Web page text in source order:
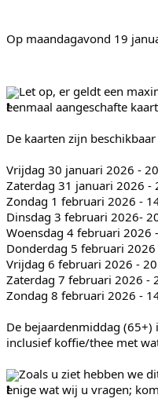
Op maandagavond 19
Let op, er geldt een
eenmaal aangeschafte
De kaarten zijn
Vrijdag 30 januari 2026 -
Zaterdag 31 januari 2026 -
Zondag 1 februari 2026 -
Dinsdag 3 februari 2026-
Woensdag 4 februari 2026
Donderdag 5 februari
Vrijdag 6 februari 2026 -
Zaterdag 7 februari 2026 -
Zondag 8 februari 2026 -
De bejaardenmiddag
inclusief koffie/thee met
Zoals u ziet hebben we
enige wat wij u vragen;